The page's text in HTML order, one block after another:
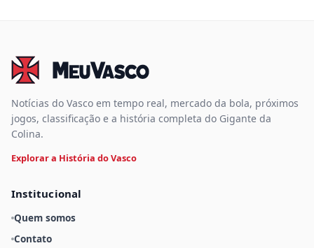
Notícias do Vasco em tempo real, mercado da bola, próximos
jogos, classificação e a história completa do Gigante da
Colina.
Explorar a História do Vasco
Institucional
Quem somos
Contato